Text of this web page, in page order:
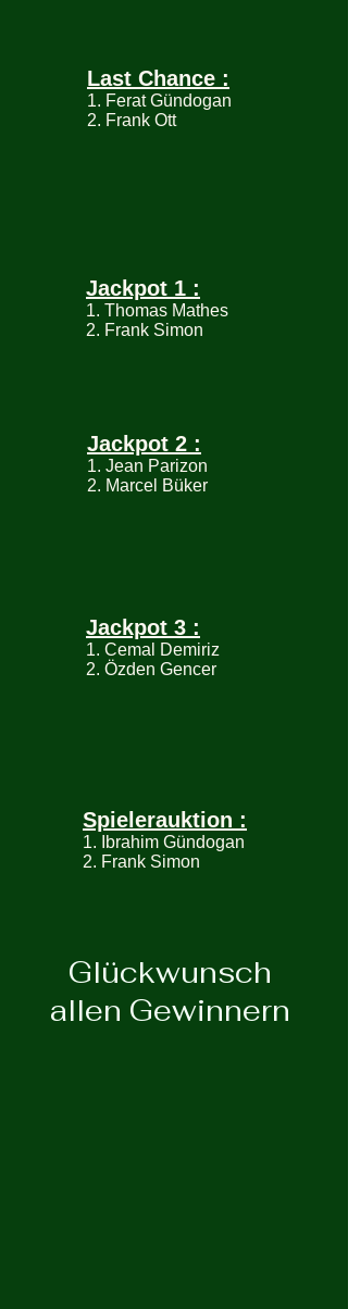
Last Chance :
1. Ferat Gündogan
2. Frank Ott
Jackpot 1 :
1. Thomas Mathes
2. Frank Simon
Jackpot 2 :
1. Jean Parizon
2. Marcel Büker
Jackpot 3 :
1. Cemal Demiriz
2. Özden Gencer
Spielerauktion :
1. Ibrahim Gündogan
2. Frank Simon
Glückwunsch
allen Gewinnern